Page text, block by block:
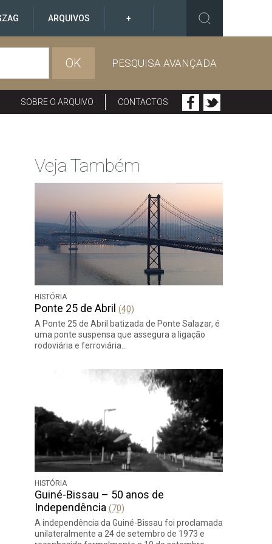
ARQUIVOS +
OK PESQUISA AVANÇADA
SOBRE O ARQUIVO CONTACTOS
Veja Também
HISTÓRIA
Ponte 25 de Abril (40)
A Ponte 25 de Abril batizada de Ponte Salazar, é
uma ponte suspensa que assegura a ligação
rodoviária e ferroviária…
HISTÓRIA
Guiné-Bissau – 50 anos de
Independência (70)
A independência da Guiné-Bissau foi proclamada
unilateralmente a 24 de setembro de 1973 e